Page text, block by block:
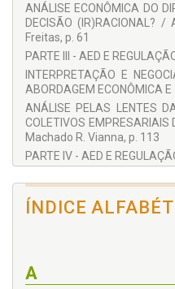
ANÁLISE ECONÔMICA DO
DECISÃO (IR)RACIONAL?
Freitas, p. 61
PARTE III - AED E
INTERPRETAÇÃO E
ABORDAGEM ECONÔMICA
ANÁLISE PELAS LENTES
COLETIVOS
Machado R. Vianna, p. 113
PARTE IV - AED E
ANÁLISE ECONÔMICA
CORRESPONDER O VALOR
PARQUES NATURAIS:
NACIONAL DO IGUAÇU /
ÍNDICE
A